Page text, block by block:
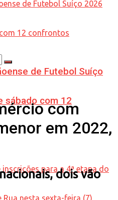
de Futebol Suíço
sábado com 12
com
em 2022,
dois vão